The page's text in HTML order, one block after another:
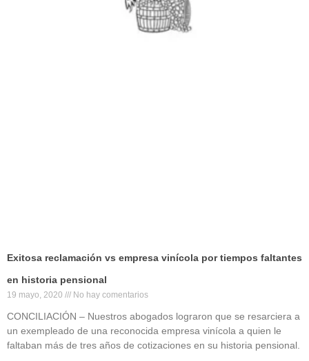
Exitosa reclamación vs empresa vinícola por tiempos faltantes
en historia pensional
19 mayo, 2020 No hay comentarios
CONCILIACIÓN – Nuestros abogados lograron que se resarciera a
un exempleado de una reconocida empresa vinícola a quien le
faltaban más de tres años de cotizaciones en su historia pensional.